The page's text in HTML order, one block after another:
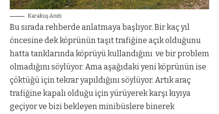
Karakuş Anıtı
Bu sırada rehberde anlatmaya başlıyor. Bir kaç yıl
öncesine dek köprünün taşıt trafiğine açık olduğunu
hatta tanklarında köprüyü kullandığını ve bir problem
olmadığını söylüyor. Ama aşağıdaki yeni köprünün ise
çöktüğü için tekrar yapıldığını söylüyor. Artık araç
trafiğine kapalı olduğu için yürüyerek karşı kıyıya
geçiyor ve bizi bekleyen minibüslere binerek